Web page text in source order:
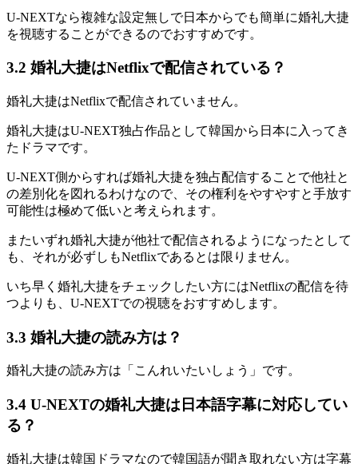
U-NEXTなら複雑な設定無しで日本からでも簡単に婚礼大捷
を視聴することができるのでおすすめです。
3.2 婚礼大捷はNetflixで配信されている？
婚礼大捷はNetflixで配信されていません。
婚礼大捷はU-NEXT独占作品として韓国から日本に入ってき
たドラマです。
U-NEXT側からすれば婚礼大捷を独占配信することで他社と
の差別化を図れるわけなので、その権利をやすやすと手放す
可能性は極めて低いと考えられます。
またいずれ婚礼大捷が他社で配信されるようになったとして
も、それが必ずしもNetflixであるとは限りません。
いち早く婚礼大捷をチェックしたい方にはNetflixの配信を待
つよりも、U-NEXTでの視聴をおすすめします。
3.3 婚礼大捷の読み方は？
婚礼大捷の読み方は「こんれいたいしょう」です。
3.4 U-NEXTの婚礼大捷は日本語字幕に対応してい
る？
婚礼大捷は韓国ドラマなので韓国語が聞き取れない方は字幕